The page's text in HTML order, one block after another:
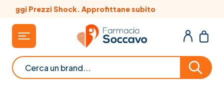
Salta al contenuto Scopri le offerte del mese
Cerca